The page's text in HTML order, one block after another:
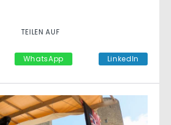
TEILEN AUF
WhatsApp LinkedIn